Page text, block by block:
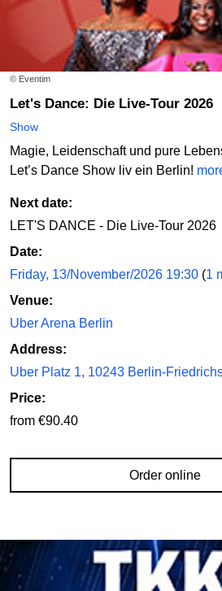
© Eventim
Let's Dance: Die Live-Tour 2026
Show
Magie, Leidenschaft und pure
Let’s Dance Show liv ein Berlin!
Next date:
LET'S DANCE - Die Live-Tour 2026
Date:
Friday, 13/November/2026 19:30 (1
Venue:
Uber Arena Berlin
Address:
Uber Platz 1, 10243 Berlin-
Price:
from €90.40
Order online